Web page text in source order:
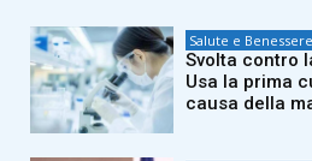
Salute e Benessere
Svolta contro
Usa la prima
causa della